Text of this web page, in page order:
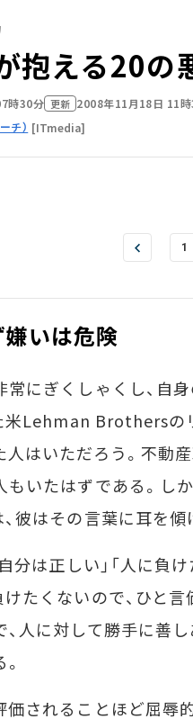
抱える20の
時30分 更新 2008年11月18日 11
チ） [ITmedia]
1
いは危険
にぎくしゃくし、自
Lehman Brothersの
人はいただろう。不動
いたはずである。し
彼はその言葉に耳を傾
分は正しい」「人に負
たくないので、ひと
人に対して勝手に善
されることほど屈辱